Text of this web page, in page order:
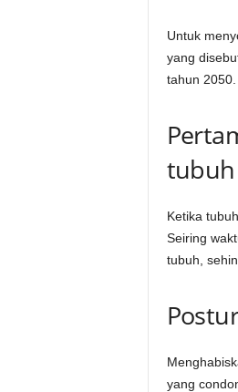
Untuk
yang
tahun 2050.
tubuh
Ketika
Seiring
tubuh,
yang